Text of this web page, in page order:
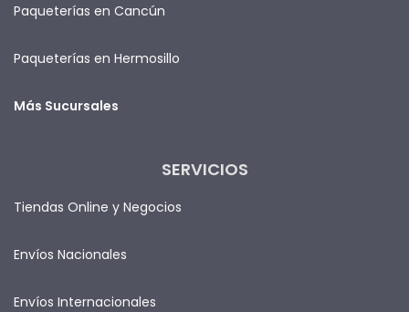
Paqueterías en Cancún
Paqueterías en Hermosillo
Más Sucursales
SERVICIOS
Tiendas Online y Negocios
Envíos Nacionales
Envíos Internacionales